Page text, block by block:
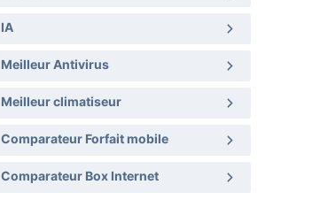
IA
Meilleur Antivirus
Meilleur climatiseur
Comparateur Forfait mobile
Comparateur Box Internet